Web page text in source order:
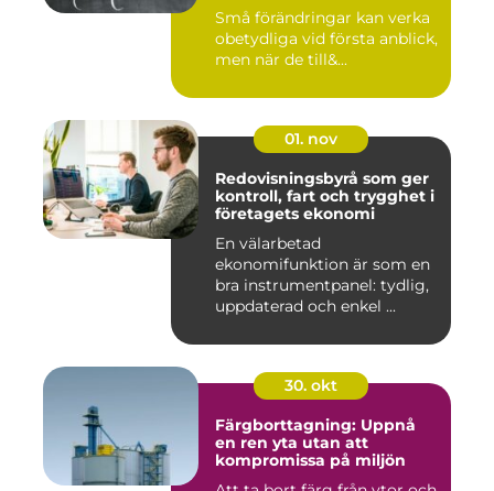
Små förändringar kan verka
obetydliga vid första anblick,
men när de till&...
01. nov
Redovisningsbyrå som ger
kontroll, fart och trygghet i
företagets ekonomi
En välarbetad
ekonomifunktion är som en
bra instrumentpanel: tydlig,
uppdaterad och enkel ...
30. okt
Färgborttagning: Uppnå
en ren yta utan att
kompromissa på miljön